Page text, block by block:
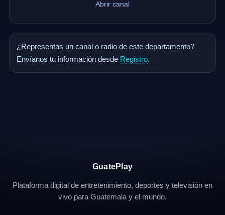
Abrir canal
¿Representas un canal o radio de este departamento?
Envíanos tu información desde Registro.
GuatePlay
Plataforma digital de entretenimiento, deportes y televisión en
vivo para Guatemala y el mundo.